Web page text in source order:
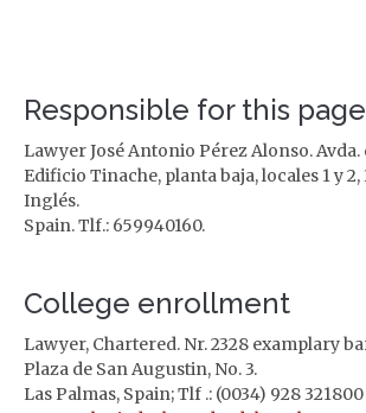
Responsible for this page
Lawyer José Antonio Pérez Alonso. Avda.
Edificio Tinache, planta baja, locales 1 y 2,
Inglés.
Spain. Tlf.: 659940160.
College enrollment
Lawyer, Chartered. Nr. 2328 examplary
Plaza de San Augustin, No. 3.
Las Palmas, Spain;Tlf .: (0034) 928 321800